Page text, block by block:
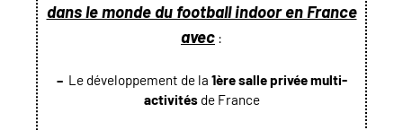
dans le monde du football indoor en France
avec :
–Le développement de la 1ère salle privée multi-
activitésde France